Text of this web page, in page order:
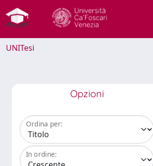
UNITesi
Opzioni
Ordina per:
In ordine: